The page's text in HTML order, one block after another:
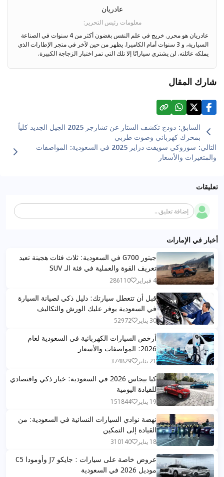
عادريان
معلومات رئيس التحرير :
عادريان هو محرر. خريج في علم النفس بغضون أكثر من 4 سنوات في الصناعة
السيارية، و 3 سنوات أمام الكاميرا. يظهر من حين لآخر في متجر الإطارات الذي
يملكه عائلته. لن يشتري سياراتًا إلا تلك التي تمر اختبار الزجاجة الكبيرة.
شارك المقال
السابق:
دودج تكشف الستار عن تشارجر 2025 الجيل الجديد كلياً
بمحرك كهربائي وصوت طربي
التالي:
سوزوكي سويفت دزاير 2025 في السعودية: المواصفات
والمتغيرات والأسعار
تعليقات
إضافة تعليق...
أخبار في الإمارات
جيتور G700 في السعودية: ثلاث فئات هجينة تعيد
تعريف القوة والعملية في فئة الـ SUV
4 فبراير 286110
قبل أن تتعطل سيارتك: دليل ذكي لصيانة السيارة
في السعودية يوفر عليك الورش والتكاليف
30 يناير 52972
أرخص السيارات الكهربائية في السعودية لعام
2026: المواصفات والأسعار
21 يناير 374829
كيا بيجاس 2026 في السعودية: خيار ذكي واقتصادي
للقيادة اليومية
19 يناير 151844
نهضة نوادي السيارات النسائية في السعودية: من
القيادة إلى التمكين
18 يناير 310140
عروض خاصة على سيارات : جايكو J7 وأومودا C5
موديل 2026 في السعودية